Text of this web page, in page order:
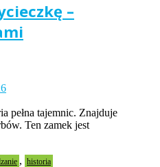
–
pełna tajemnic. Znajduje
Ten zamek jest
, historia